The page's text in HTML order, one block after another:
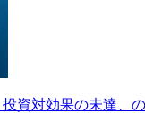
資対効果の未達、の